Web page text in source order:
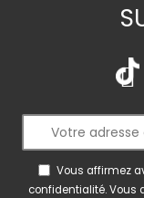
Vous affirmez
confidentialité. Vous